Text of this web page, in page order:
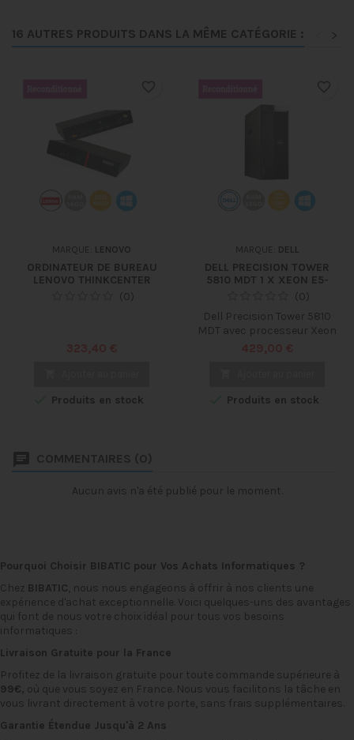
16 AUTRES PRODUITS DANS LA MÊME CATÉGORIE : >
MARQUE: LENOVO
ORDINATEUR DE BUREAU
LENOVO THINKCENTER
M700 TINY I5-6EME 16GO
480SSD WIN10PRO -
(0)
Produits en stock
MARQUE: DELL
DELL PRECISION TOWER
5810 MDT 1 X XEON E5-
1630V3 - 3.7 GHZ
(0)
Dell Precision Tower 5810
MDT avec processeur Xeon
MDT est une station de
Doté d'un puissant
Produits en stock
Aucun avis n'a été publié pour le moment.
Pourquoi Choisir BIBATIC pour Vos Achats Informatiques ?
Chez BIBATIC , nous nous engageons à offrir à nos clients une
expérience d'achat exceptionnelle. Voici quelques-uns des avantages
qui font de nous votre choix idéal pour tous vos besoins
informatiques :
Livraison Gratuite pour la France
Profitez de la livraison gratuite pour toute commande supérieure à
99€, où que vous soyez en France. Nous vous facilitons la tâche en
vous livrant directement à votre porte, sans frais supplémentaires.
Garantie Étendue Jusqu'à 2 Ans